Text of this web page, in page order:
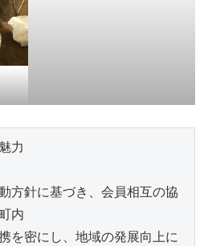
力
基づき、会員相互の協
内
にし、地域の発展向上に